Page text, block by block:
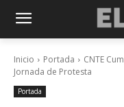
Inicio Portada
CNTE
Jornada de Protesta
Portada